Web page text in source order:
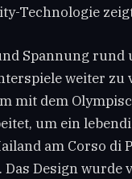
Technologie
Spannung rund
weiter zu
mit dem
um ein
am Corso di
Design wurde